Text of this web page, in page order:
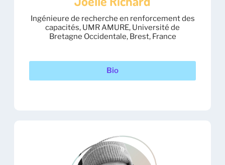
Ingénieure de recherche en renforcement des
capacités, UMR AMURE, Université de
Bretagne Occidentale, Brest, France
Bio